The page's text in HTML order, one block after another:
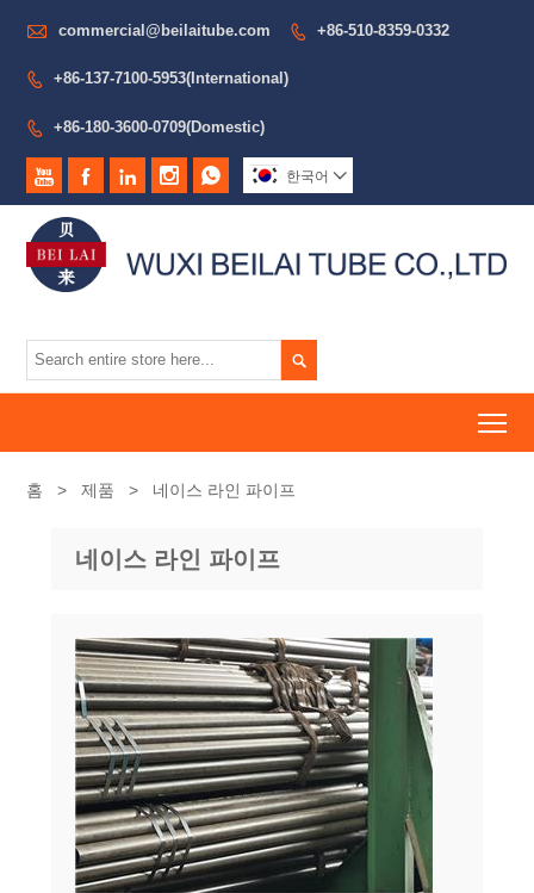
 commercial@beilaitube.com  +86-510-8359-0332
 +86-137-7100-5953(International)
 +86-180-3600-0709(Domestic)
     한국어 

홈 > 제품 > 네이스 라인 파이프
네이스 라인 파이프